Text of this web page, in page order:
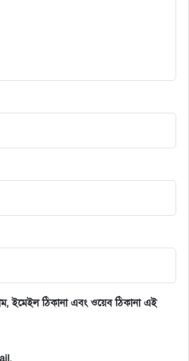
ইমেইল ঠিকানা এবং ওয়েব ঠিকানা এই